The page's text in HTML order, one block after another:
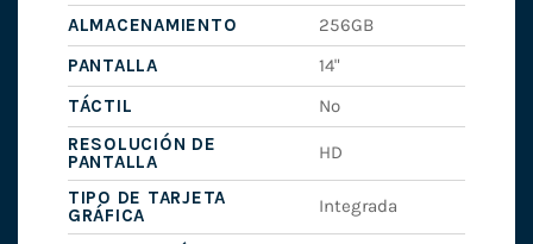
ALMACENAMIENTO
256GB
PANTALLA
14"
TÁCTIL
No
RESOLUCIÓN DE
PANTALLA
HD
TIPO DE TARJETA
GRÁFICA
Integrada